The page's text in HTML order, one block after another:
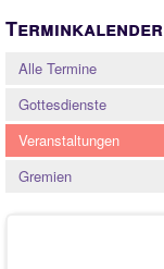
Gremien
Angebote
Terminkalender
Alle Termine
Gottesdienste
Veranstaltungen
Gremien